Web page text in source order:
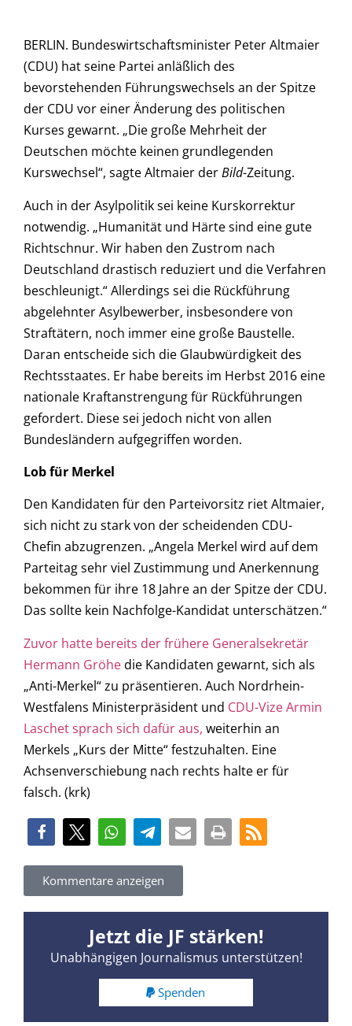
BERLIN. Bundeswirtschaftsminister Peter Altmaier
(CDU) hat seine Partei anläßlich des
bevorstehenden Führungswechsels an der Spitze
der CDU vor einer Änderung des politischen
Kurses gewarnt. „Die große Mehrheit der
Deutschen möchte keinen grundlegenden
Kurswechsel“, sagte Altmaier derBild-Zeitung.
Auch in der Asylpolitik sei keine Kurskorrektur
notwendig. „Humanität und Härte sind eine gute
Richtschnur. Wir haben den Zustrom nach
Deutschland drastisch reduziert und die Verfahren
beschleunigt.“ Allerdings sei die Rückführung
abgelehnter Asylbewerber, insbesondere von
Straftätern, noch immer eine große Baustelle.
Daran entscheide sich die Glaubwürdigkeit des
Rechtsstaates. Er habe bereits im Herbst 2016 eine
nationale Kraftanstrengung für Rückführungen
gefordert. Diese sei jedoch nicht von allen
Bundesländern aufgegriffen worden.
Lob für Merkel
Den Kandidaten für den Parteivorsitz riet Altmaier,
sich nicht zu stark von der scheidenden CDU-
Chefin abzugrenzen. „Angela Merkel wird auf dem
Parteitag sehr viel Zustimmung und Anerkennung
bekommen für ihre 18 Jahre an der Spitze der CDU.
Das sollte kein Nachfolge-Kandidat unterschätzen.“
Zuvor hatte bereits der frühere Generalsekretär
Hermann Gröhedie Kandidaten gewarnt, sich als
„Anti-Merkel“ zu präsentieren. Auch Nordrhein-
Westfalens Ministerpräsident und CDU-Vize Armin
Laschet sprach sich dafür aus, weiterhin an
Merkels „Kurs der Mitte“ festzuhalten. Eine
Achsenverschiebung nach rechts halte er für
falsch. (krk)
Kommentare anzeigen
Jetzt die JF stärken!
Unabhängigen Journalismus unterstützen!
Spenden